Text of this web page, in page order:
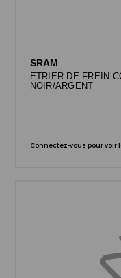
SRAM
ETRIER DE FREIN
NOIR/ARGENT
Connectez-vous pour voir